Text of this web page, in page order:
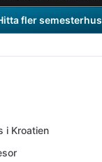
fler semesterhus
i Kroatien